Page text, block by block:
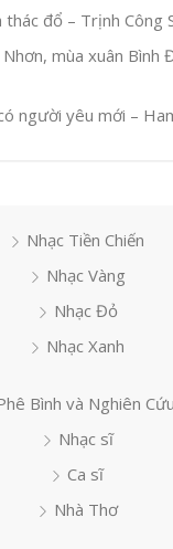
đổ – Trịnh Công
mùa xuân Bình
người yêu mới –
Nhạc Tiền Chiến
Nhạc Vàng
Nhạc Đỏ
Nhạc Xanh
Bình và Nghiên Cứu
Nhạc sĩ
Ca sĩ
Nhà Thơ